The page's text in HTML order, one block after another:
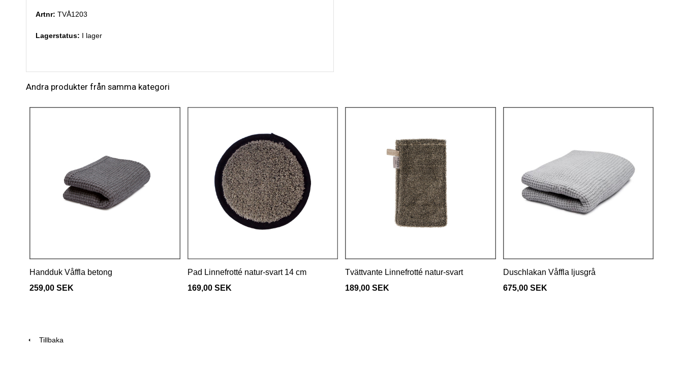
Artnr: TVÅ1203
Lagerstatus: I lager
Andra produkter från samma kategori
Handduk Våffla betong
259,00 SEK
Pad Linnefrotté natur-svart 14 cm
169,00 SEK
Tvättvante Linnefrotté natur-svart
189,00 SEK
Duschlakan Våffla ljusgrå
675,00 SEK
Tillbaka